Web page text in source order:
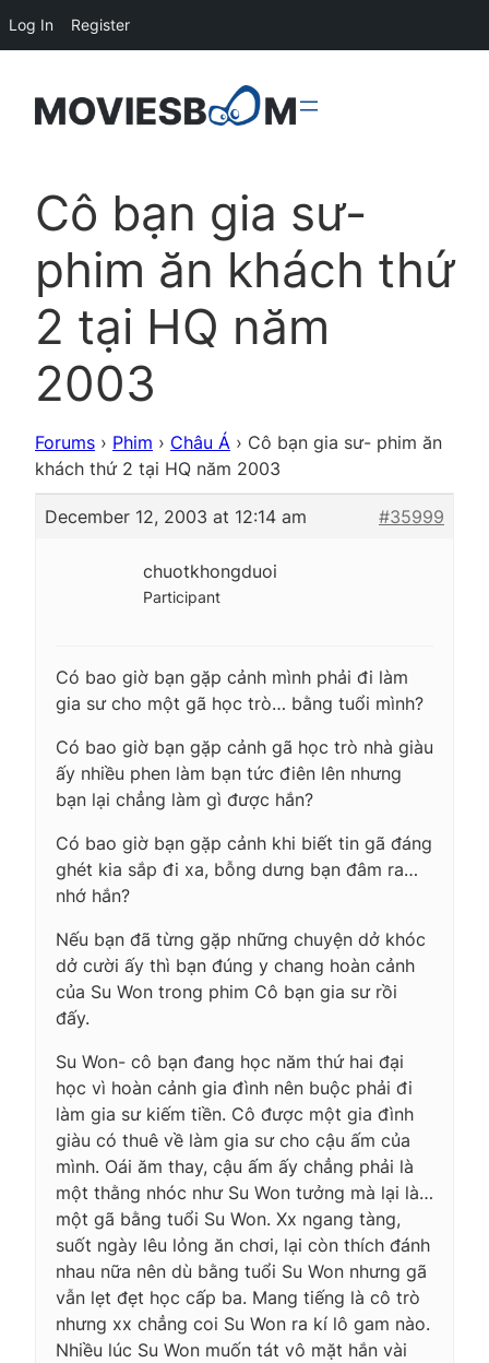
Cô bạn gia sư-
phim ăn khách thứ
2 tại HQ năm
2003
Forums › Phim › Châu Á › Cô bạn gia sư- phim ăn
khách thứ 2 tại HQ năm 2003
December 12, 2003 at 12:14 am #35999
chuotkhongduoi
Participant
Có bao giờ bạn gặp cảnh mình phải đi làm
gia sư cho một gã học trò… bằng tuổi mình?
Có bao giờ bạn gặp cảnh gã học trò nhà giàu
ấy nhiều phen làm bạn tức điên lên nhưng
bạn lại chẳng làm gì được hắn?
Có bao giờ bạn gặp cảnh khi biết tin gã đáng
ghét kia sắp đi xa, bỗng dưng bạn đâm ra…
nhớ hắn?
Nếu bạn đã từng gặp những chuyện dở khóc
dở cười ấy thì bạn đúng y chang hoàn cảnh
của Su Won trong phim Cô bạn gia sư rồi
đấy.
Su Won- cô bạn đang học năm thứ hai đại
học vì hoàn cảnh gia đình nên buộc phải đi
làm gia sư kiếm tiền. Cô được một gia đình
giàu có thuê về làm gia sư cho cậu ấm của
mình. Oái ăm thay, cậu ấm ấy chẳng phải là
một thằng nhóc như Su Won tưởng mà lại là…
một gã bằng tuổi Su Won. Xx ngang tàng,
suốt ngày lêu lỏng ăn chơi, lại còn thích đánh
nhau nữa nên dù bằng tuổi Su Won nhưng gã
vẫn lẹt đẹt học cấp ba. Mang tiếng là cô trò
nhưng xx chẳng coi Su Won ra kí lô gam nào.
Nhiều lúc Su Won muốn tát vô mặt hắn vài
Log In Register